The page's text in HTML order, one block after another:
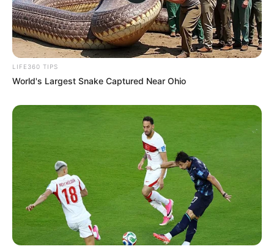
LIFE360 TIPS
World's Largest Snake Captured Near Ohio